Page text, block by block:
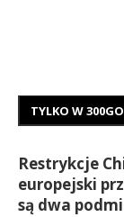
TYLKO W
Restrykcje
europejski
są dwa